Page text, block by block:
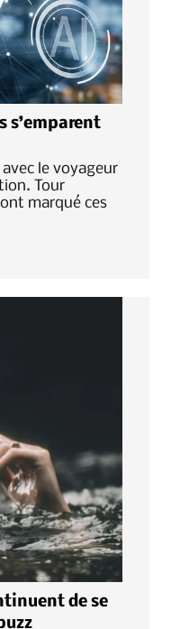
s’emparent
le voyageur
Tour
marqué ces
de se